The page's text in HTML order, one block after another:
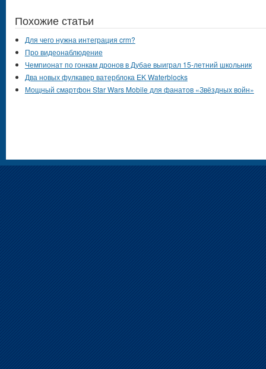
Похожие статьи
Для чего нужна интеграция crm?
Про видеонаблюдение
Чемпионат по гонкам дронов в Дубае выиграл 15-летний школьник
Два новых фулкавер ватерблока EK Waterblocks
Мощный смартфон Star Wars Mobile для фанатов «Звёздных войн»